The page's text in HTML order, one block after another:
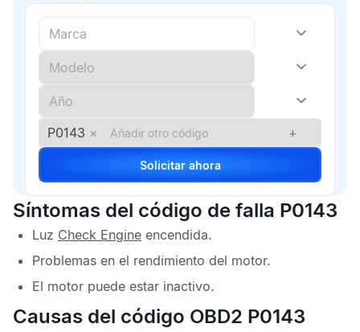
P0143 × +
Solicitar ahora
Síntomas del código de falla P0143
Luz Check Engine encendida.
Problemas en el rendimiento del motor.
El motor puede estar inactivo.
Causas del código OBD2 P0143